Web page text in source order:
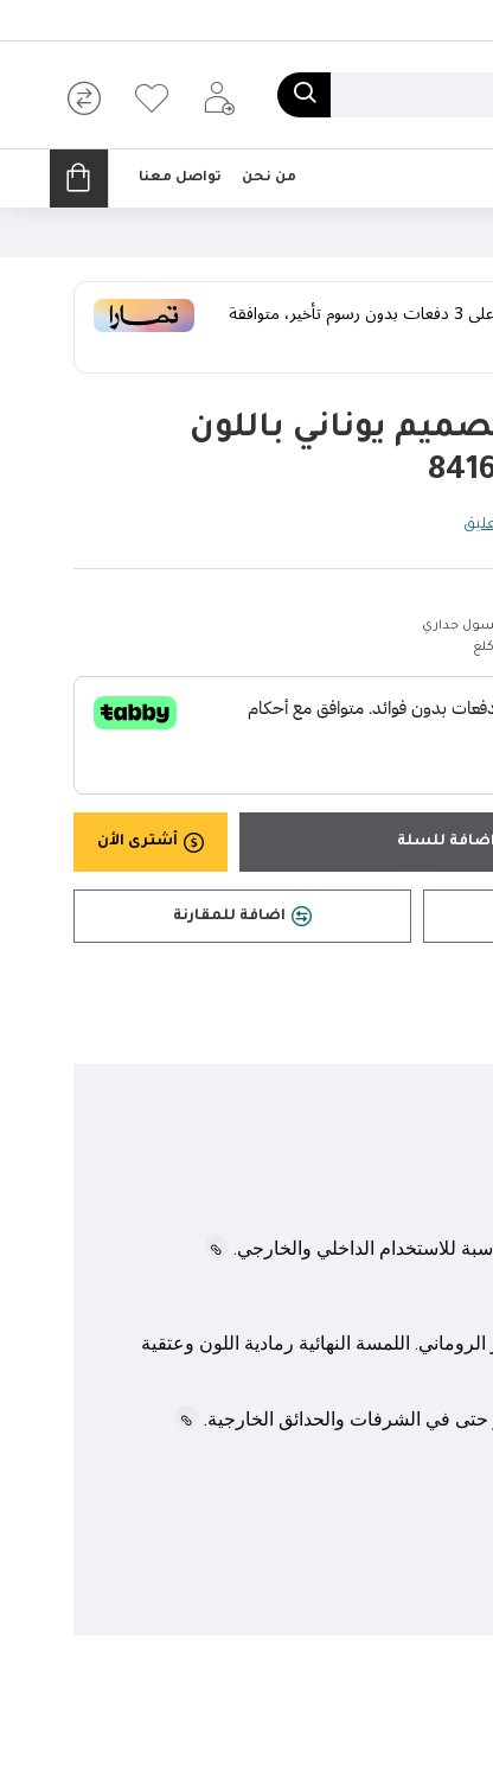
من نحن تواصل معنا
على3دفعات بدون رسوم تأخير، متوافقة
يوناني باللون
جداري
اضافة للسلة أشترى الأن
اضافة للمقارنة
اللمسة النهائية رمادية اللون وعتقية